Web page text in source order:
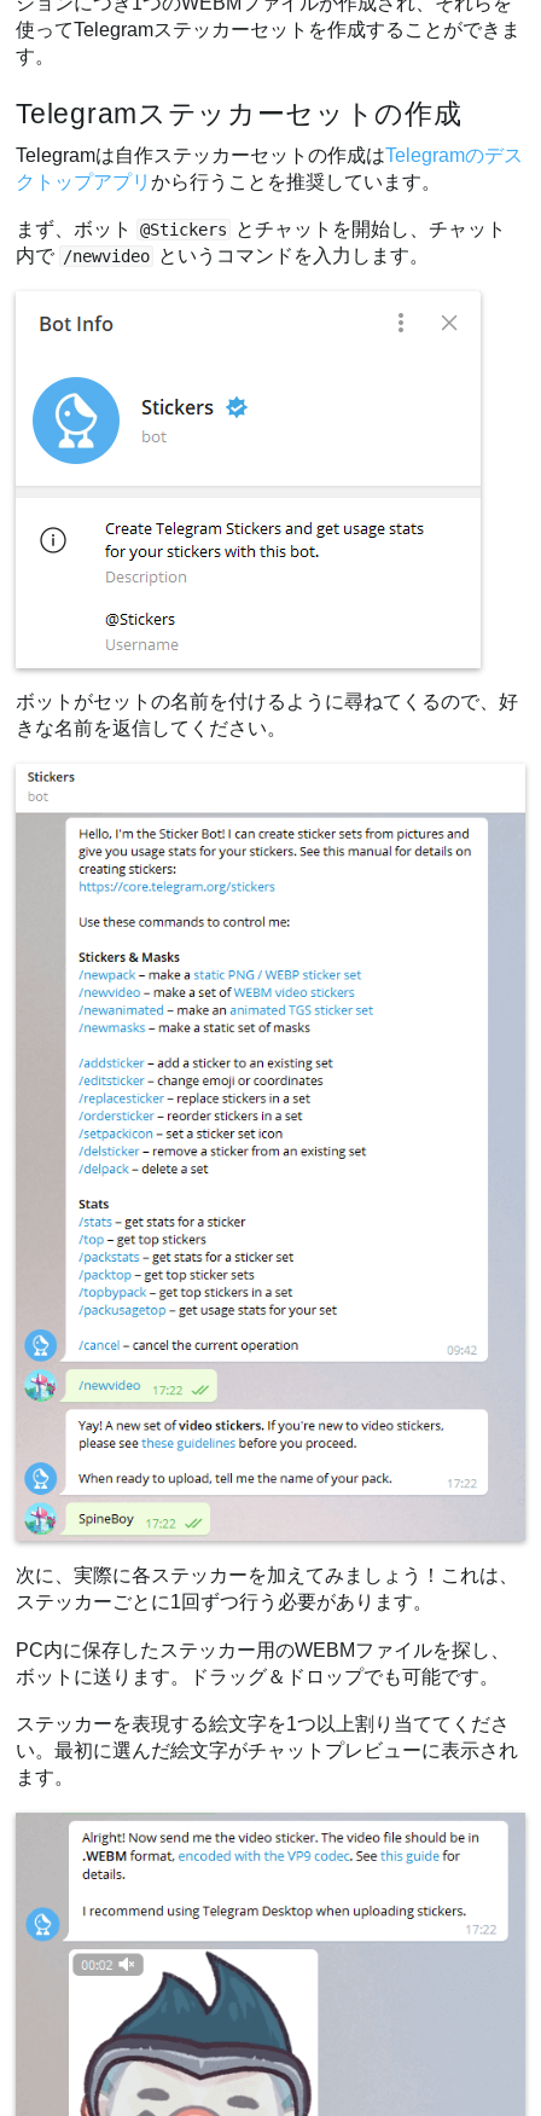
使ってTelegramステッカーセットを作成することができま
す。
Telegramステッカーセットの作成
Telegramは自作ステッカーセットの作成はTelegramのデス
クトップアプリから行うことを推奨しています。
まず、ボット @Stickers
とチャットを開始し、チャット
内で /newvideo というコマンドを入力します。
ボットがセットの名前を付けるように尋ねてくるので、好
きな名前を返信してください。
次に、実際に各ステッカーを加えてみましょう！これは、
ステッカーごとに1回ずつ行う必要があります。
PC内に保存したステッカー用のWEBMファイルを探し、
ボットに送ります。ドラッグ＆ドロップでも可能です。
ステッカーを表現する絵文字を1つ以上割り当ててくださ
い。最初に選んだ絵文字がチャットプレビューに表示され
ます。